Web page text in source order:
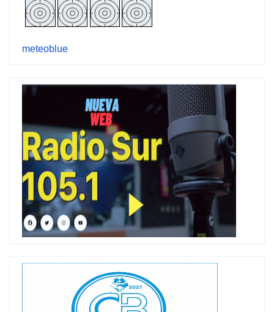
meteoblue